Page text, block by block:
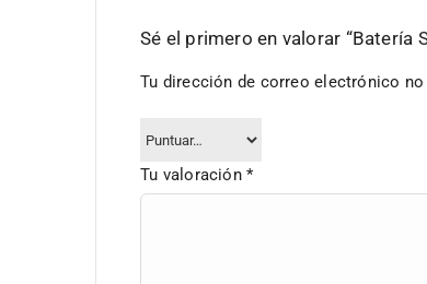
Sé el primero en valorar “Batería
Tu dirección de correo electrónico
Tu valoración*